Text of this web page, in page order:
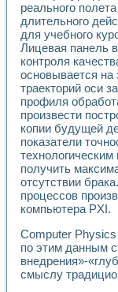
Опыт
Стенд
реального
длительного
для учебного
Лицевая панель
контроля
основывается на
траекторий оси
профиля
произвести
копии будущей
показатели
получить
отсутствии брака.
процессов
компьютера PXI.
Computer
по этим данным
внедрения»-
смыслу